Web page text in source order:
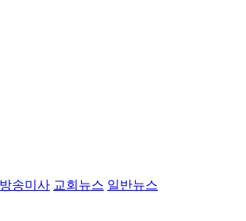
방송미사 교회뉴스 일반뉴스